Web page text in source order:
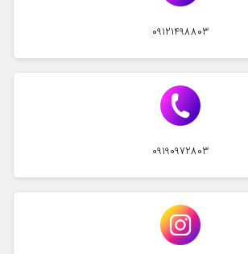
09121498803
09190972803